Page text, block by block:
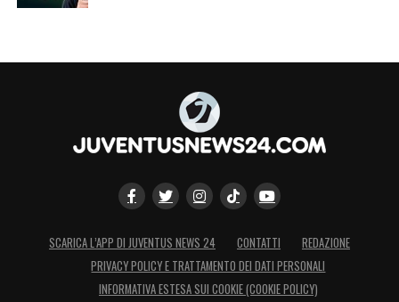
SCARICA L’APP DI JUVENTUS NEWS 24 CONTATTI
REDAZIONE
PRIVACY POLICY E TRATTAMENTO DEI DATI PERSONALI
INFORMATIVA ESTESA SUI COOKIE (COOKIE POLICY)